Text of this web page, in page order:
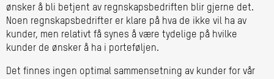
ønsker å bli betjent av regnskapsbedriften blir gjerne det.
Noen regnskapsbedrifter er klare på hva de ikke vil ha av
kunder, men relativt få synes å være tydelige på hvilke
kunder de ønsker å ha i porteføljen.
Det finnes ingen optimal sammensetning av kunder for vår